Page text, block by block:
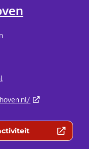
(Deze link gaat naar
link gaat naar een externe